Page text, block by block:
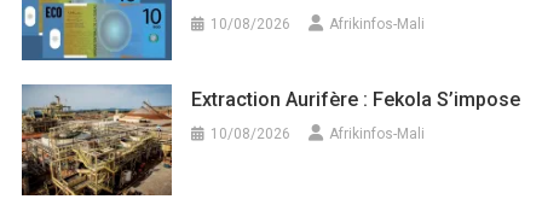
10/08/2026 Afrikinfos-Mali
Extraction Aurifère : Fekola S’impose
10/08/2026 Afrikinfos-Mali